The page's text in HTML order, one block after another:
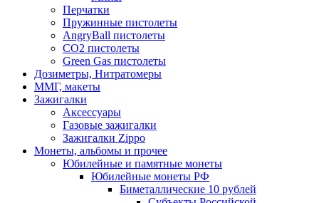
Перчатки
Пружинные пистолеты
AngryBall пистолеты
CO2 пистолеты
Green Gas пистолеты
Дозиметры, Нитратомеры
ММГ, макеты
Зажигалки
Аксессуары
Газовые зажигалки
Зажигалки Zippo
Монеты, альбомы и прочее
Юбилейные и памятные монеты
Юбилейные монеты РФ
Биметаллические 10 рублей